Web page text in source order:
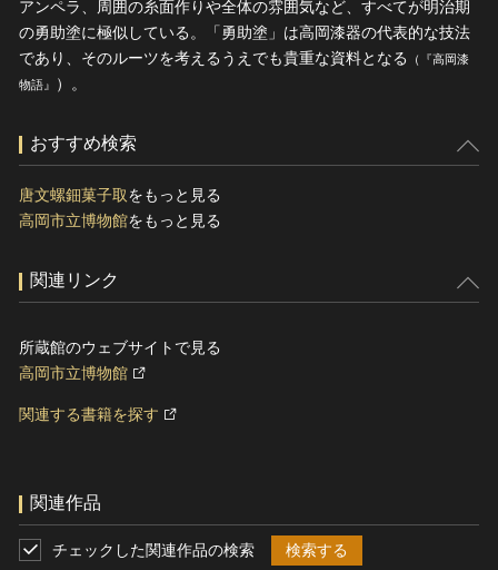
アンペラ、周囲の糸面作りや全体の雰囲気など、すべてが明治期
の勇助塗に極似している。「勇助塗」は高岡漆器の代表的な技法
であり、そのルーツを考えるうえでも貴重な資料となる
（『高岡漆
物語』 ）。
おすすめ検索
唐文螺鈿菓子取 をもっと見る
高岡市立博物館をもっと見る
関連リンク
所蔵館のウェブサイトで見る
高岡市立博物館
関連する書籍を探す
関連作品
チェックした関連作品の検索 検索する